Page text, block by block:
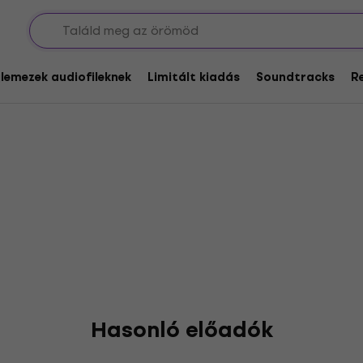
audiofileknek Limitált kiadás Soundtracks
Hasonló előadók